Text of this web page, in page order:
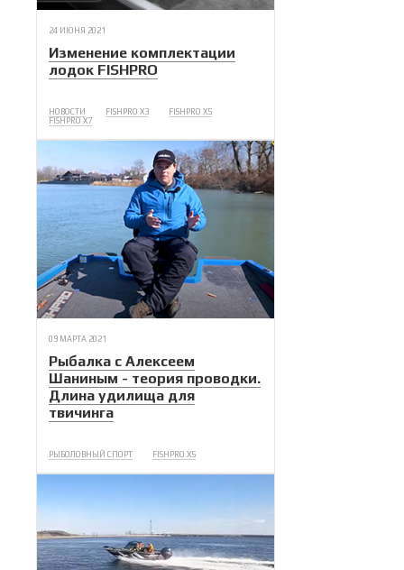
24 ИЮНЯ 2021
Изменение комплектации
лодок FISHPRO
НОВОСТИ FISHPRO X3
FISHPRO X5
FISHPRO X7
09 МАРТА 2021
Рыбалка с Алексеем
Шаниным - теория проводки.
Длина удилища для
твичинга
РЫБОЛОВНЫЙ СПОРТ FISHPRO X5